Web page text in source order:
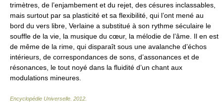
trimètres, de l’enjambement et du rejet, des césures inclassables,
mais surtout par sa plasticité et sa flexibilité, qui l’ont mené au
bord du vers libre, Verlaine a substitué à son rythme séculaire le
souffle de la vie, la musique du cœur, la mélodie de l’âme. Il en est
de même de la rime, qui disparaît sous une avalanche d’échos
intérieurs, de correspondances de sons, d’assonances et de
résonances, le tout noyé dans la fluidité d’un chant aux
modulations mineures.
Encyclopédie Universelle 2012